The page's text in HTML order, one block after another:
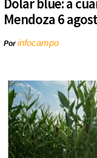
Dólar blue: a
Mendoza 6
Porinfocampo